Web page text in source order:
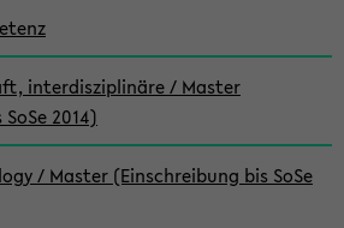
interdisziplinäre / Master
2014)
/ Master (Einschreibung bis SoSe